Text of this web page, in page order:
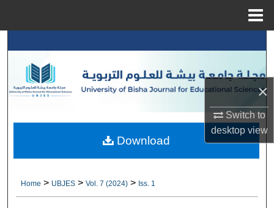
×
Switch to
desktopview
Browse Collections
About
Home > UBJES > Vol. 7 (2024) > Iss. 1
Download